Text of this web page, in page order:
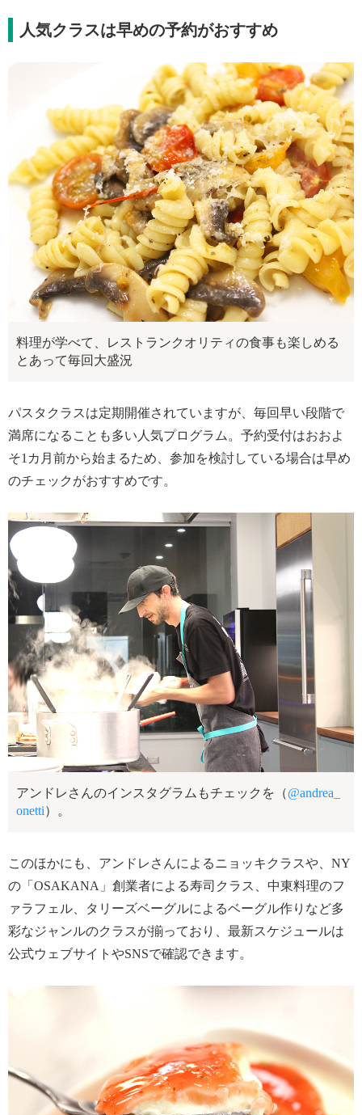
人気クラスは早めの予約がおすすめ
料理が学べて、レストランクオリティの食事も楽しめる
とあって毎回大盛況
パスタクラスは定期開催されていますが、毎回早い段階で
満席になることも多い人気プログラム。予約受付はおおよ
そ1カ月前から始まるため、参加を検討している場合は早め
のチェックがおすすめです。
アンドレさんのインスタグラムもチェックを（@andrea_
onetti）。
このほかにも、アンドレさんによるニョッキクラスや、NY
の「OSAKANA」創業者による寿司クラス、中東料理のフ
ァラフェル、タリーズベーグルによるベーグル作りなど多
彩なジャンルのクラスが揃っており、最新スケジュールは
公式ウェブサイトやSNSで確認できます。